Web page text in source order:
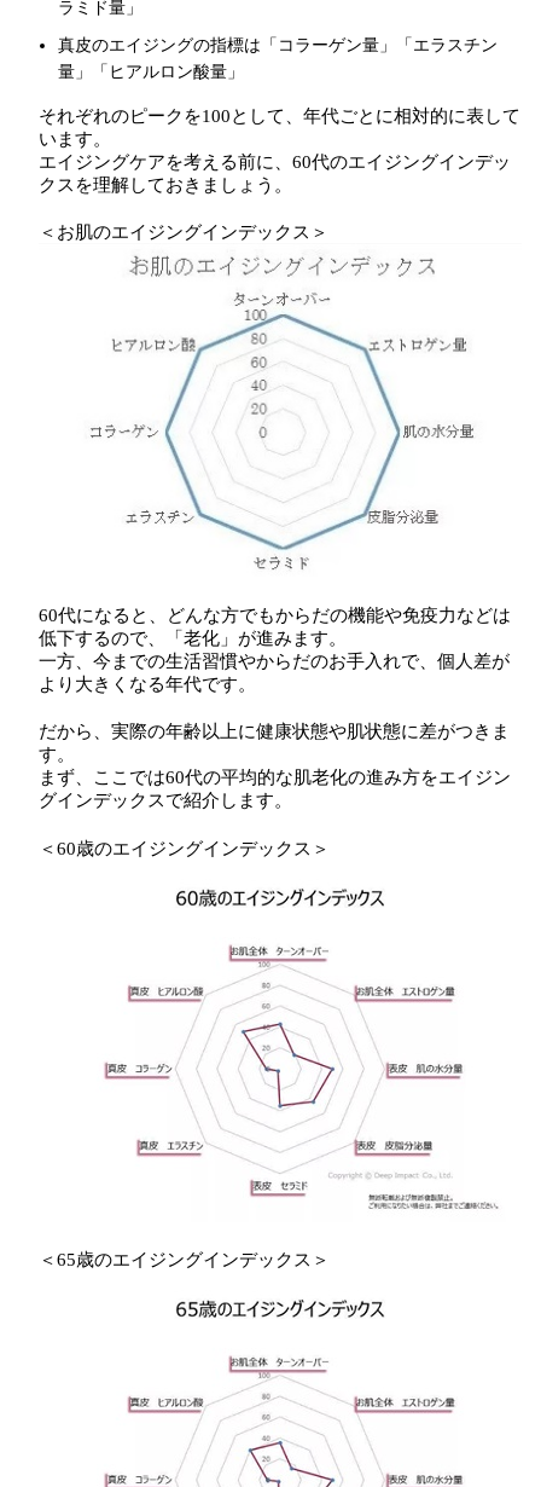
ラミド量」
真皮のエイジングの指標は「コラーゲン量」「エラスチン
量」「ヒアルロン酸量」
それぞれのピークを100として、年代ごとに相対的に表して
います。
エイジングケアを考える前に、60代のエイジングインデッ
クスを理解しておきましょう。
＜お肌のエイジングインデックス＞
60代になると、どんな方でもからだの機能や免疫力などは
低下するので、「老化」が進みます。
一方、今までの生活習慣やからだのお手入れで、個人差が
より大きくなる年代です。
だから、実際の年齢以上に健康状態や肌状態に差がつきま
す。
まず、ここでは60代の平均的な肌老化の進み方をエイジン
グインデックスで紹介します。
＜60歳のエイジングインデックス＞
＜65歳のエイジングインデックス＞